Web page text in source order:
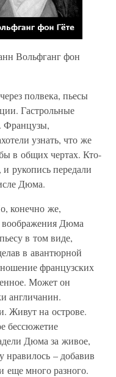
Вольфганг фон
полвека, пьесы
Гастрольные
Французы,
узнать, что же
в общих чертах. Кто-
и рукопись передали
Дюма.
конечно же,
воображения Дюма
в том виде,
в авантюрной
французских
Может он
англичанин.
Живут на острове.
бессюжетие
Дюма за живое,
нравилось – добавив
еще много разного.